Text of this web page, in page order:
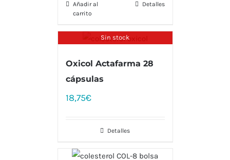
Añadir al
carrito
Detalles
Sin stock
Oxicol Actafarma 28
cápsulas
18,75€
Detalles